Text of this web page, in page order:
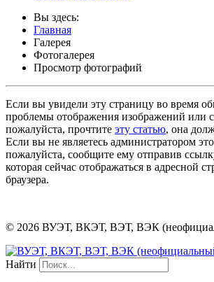
Вы здесь:
Главная
Галерея
Фотогалерея
Просмотр фотографий
Если вы увидели эту страницу во время
проблемы отображения изображений или
пожалуйста, прочтите эту статью, она
Если вы не являетесь администратором
пожалуйста, сообщите ему отправив
которая сейчас отображаться в адресной
браузера.
© 2026 ВУЭТ, ВКЭТ, ВЭТ, ВЭК
Найти